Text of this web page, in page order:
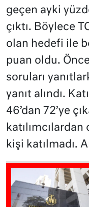
geçen ayki
çıktı. Böylece
olan hedefi ile
puan oldu.
soruları
yanıt alındı.
46’dan 72’ye
kişi katılmadı.